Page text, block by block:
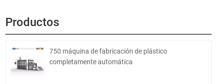
Productos
750 máquina de fabricación de plástico
completamente automática